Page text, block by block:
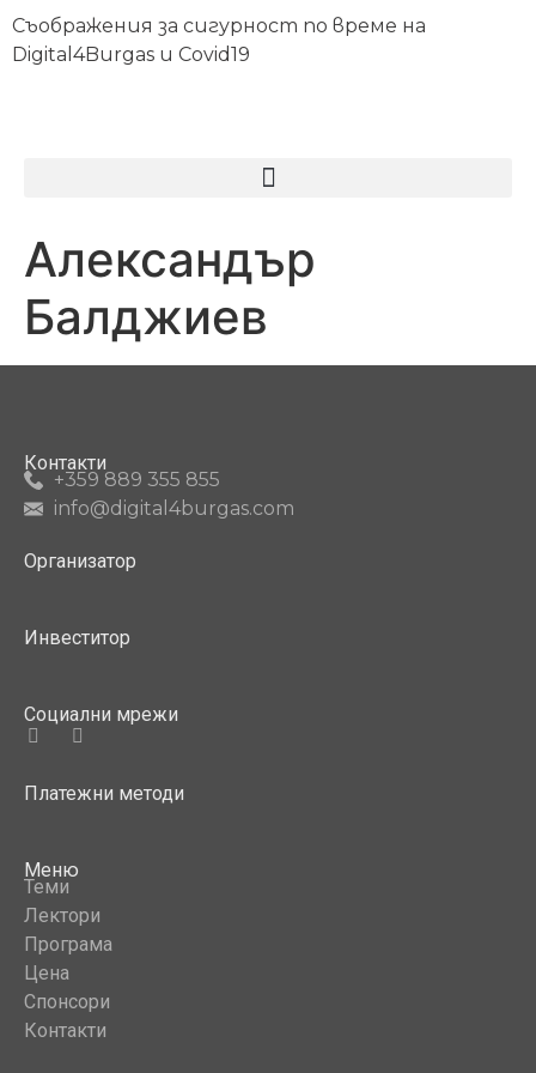
Съображения за сигурност по време на
Digital4Burgas и Covid19
Александър
Балджиев
Контакти
+359 889 355 855
info@digital4burgas.com
Организатор
Инвеститор
Социални мрежи
Платежни методи
Меню
Теми
Лектори
Програма
Цена
Спонсори
Контакти